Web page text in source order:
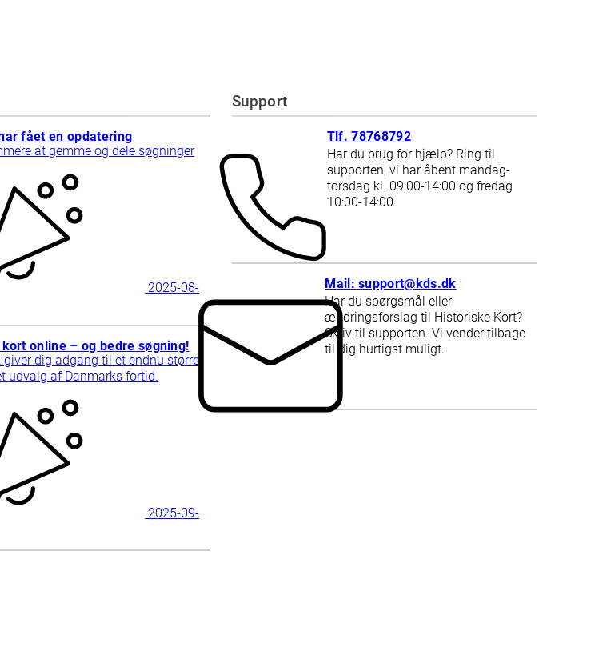
fået en opdatering
at gemme og dele søgninger
2025-08-
online – og bedre søgning!
dig adgang til et endnu større
udvalg af Danmarks fortid.
2025-09-
Support
Tlf. 78768792
Har du brug for hjælp? Ring til
supporten, vi har åbent mandag-
torsdag kl. 09:00-14:00 og fredag
10:00-14:00.
Mail: support@kds.dk
Har du spørgsmål eller
ændringsforslag til Historiske Kort?
Skriv til supporten. Vi vender tilbage
til dig hurtigst muligt.